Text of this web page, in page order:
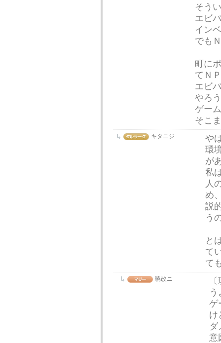
そう
エビ
イン
でも
町に
てＮ
エビ
やろ
ゲー
そこ
キタニジ
や
環
が
私
人
め
説
う
と
て
て
暁改ニ
う
ゲ
け
ダ
意